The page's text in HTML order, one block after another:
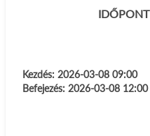
IDŐPONT
Kezdés: 2026-03-08 09:00
Befejezés: 2026-03-08 12:00